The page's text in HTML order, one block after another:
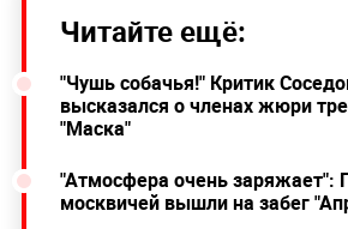
Читайте ещё:
"Чушь собачья!" Критик
высказался о членах жюри
"Маска"
"Атмосфера очень заряжает":
москвичей вышли на забег